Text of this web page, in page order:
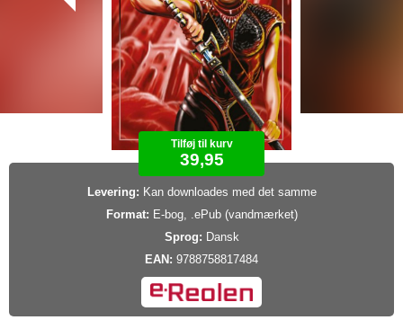
Tilføj til kurv
39,95
Levering: Kan downloades med det samme
Format: E-bog, .ePub (vandmærket)
Sprog: Dansk
EAN: 9788758817484